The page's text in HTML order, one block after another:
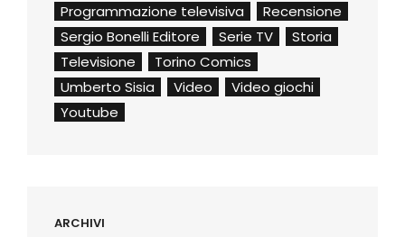
Programmazione televisiva
Recensione
Sergio Bonelli Editore
Serie TV
Storia
Televisione
Torino Comics
Umberto Sisia
Video
Video giochi
Youtube
ARCHIVI